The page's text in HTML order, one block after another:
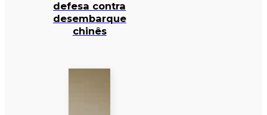
defesa contra
desembarque
chinês